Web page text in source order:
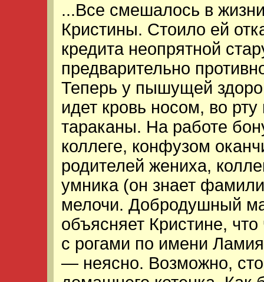
...Все смешалось в
Кристины. Стоило ей
кредита неопрятной
предварительно
Теперь у пышущей
идет кровь носом, во
тараканы. На работе
коллеге, конфузом
родителей жениха,
умника (он знает
мелочи. Добродушный
объясняет Кристине,
с рогами по имени
— неясно. Возможно,